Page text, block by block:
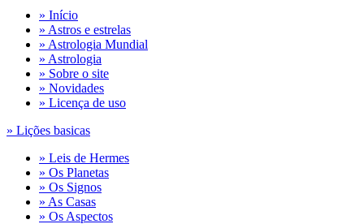
» Início
» Astros e estrelas
» Astrologia Mundial
» Astrologia
» Sobre o site
» Novidades
» Licença de uso
» Lições basicas
» Leis de Hermes
» Os Planetas
» Os Signos
» As Casas
» Os Aspectos